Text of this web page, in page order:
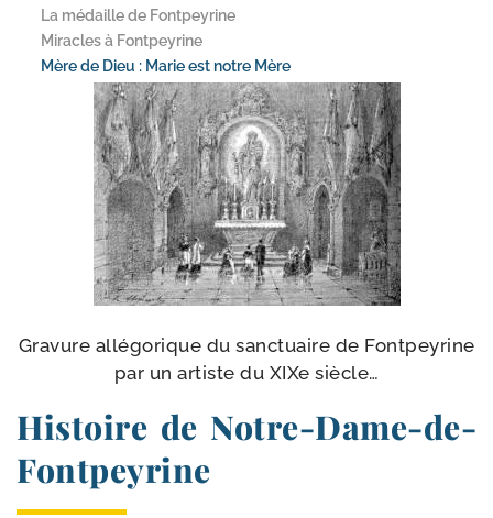
La médaille de Fontpeyrine
Miracles à Fontpeyrine
Mère de Dieu : Marie est notre Mère
Gravure allé­go­rique du sanc­tuaire de Fontpeyrine
par un artiste du XIXe siècle…
Histoire de Notre-Dame-de-
Fontpeyrine